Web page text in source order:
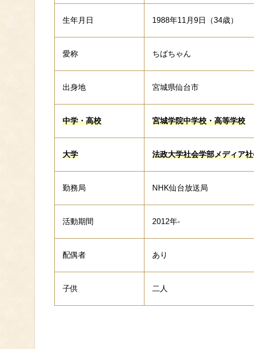
生年月日 1988年11月9日（34歳）
愛称 ちばちゃん
出身地 宮城県仙台市
中学・高校 宮城学院中学校・高等学校
大学 法政大学社会学部メディア
勤務局 NHK仙台放送局
活動期間 2012年-
配偶者 あり
子供 二人